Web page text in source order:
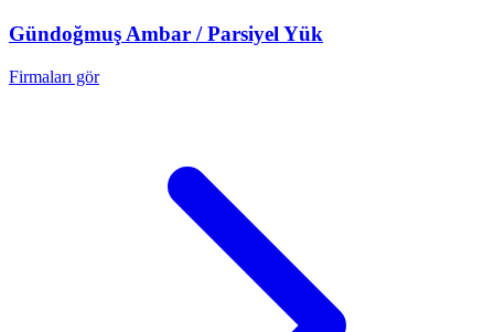
Gündoğmuş Ambar / Parsiyel Yük
Firmaları gör